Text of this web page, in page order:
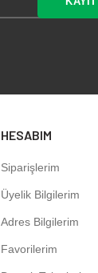
HESABIM
Siparişlerim
Üyelik Bilgilerim
Adres Bilgilerim
Favorilerim